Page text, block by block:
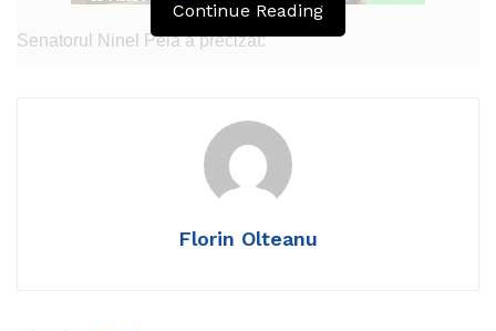
Senatorul Ninel Peia a precizat:
Campus Mauriacus, Câmpiile Catalaunice, oprind
expansiunea lor spre Vestul Europei.
Strâmtorilor, un rol esențial avându-l Nicolae Titulescu,
Continue Reading
Florin Olteanu